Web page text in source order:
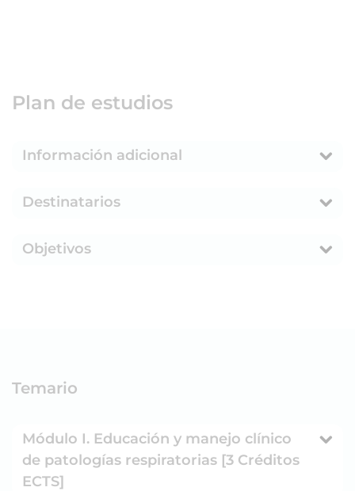
Plan de estudios
Información adicional
Destinatarios
Objetivos
Temario
Módulo I. Educación y manejo clínico
de patologías respiratorias [3 Créditos
ECTS]